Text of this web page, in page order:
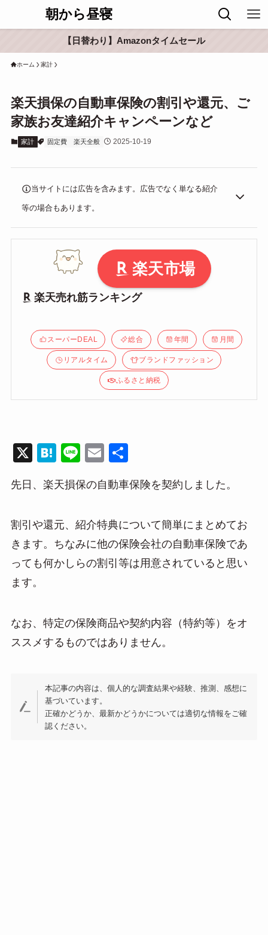
朝から昼寝
【日替わり】Amazonタイムセール
ホーム 家計
楽天損保の自動車保険の割引や還元、ご
家族お友達紹介キャンペーンなど
家計 固定費 楽天全般 2025-10-19
当サイトには広告を含みます。広告でなく単なる紹介
等の場合もあります。
楽天市場
楽天売れ筋ランキング
スーパーDEAL 総合 年間 月間
リアルタイム ブランドファッション
ふるさと納税
X
H
e
a
Li
e
E
ail
先日、楽天損保の自動車保険を契約しました。
割引や還元、紹介特典について簡単にまとめてお
きます。ちなみに他の保険会社の自動車保険であ
っても何かしらの割引等は用意されていると思い
ます。
なお、特定の保険商品や契約内容（特約等）をオ
ススメするものではありません。
本記事の内容は、個人的な調査結果や経験、推測、感想に
基づいています。
正確かどうか、最新かどうかについては適切な情報をご確
認ください。